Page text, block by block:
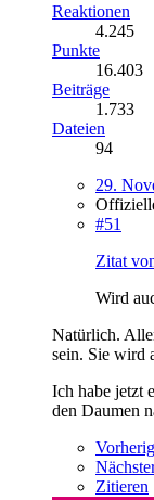
Reaktionen
4.245
Punkte
16.403
Beiträge
1.733
Dateien
94
29.
#51
Zitat
Wird
Natürlich.
sein. Sie wird
Ich habe jetzt
den Daumen
Zitieren